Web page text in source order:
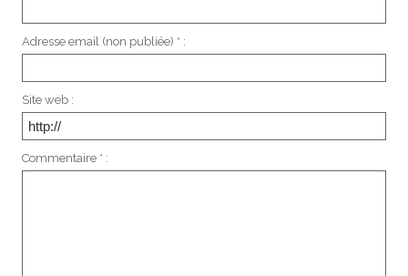
Adresse email (non publiée) * :
Site web :
Commentaire * :